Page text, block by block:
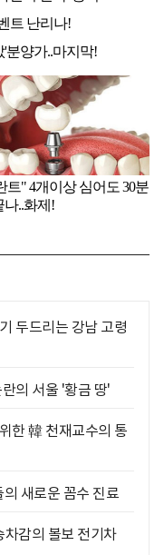
두드리는 강남 고령
의 서울 '황금 땅'
한 韓 천재교수의 통
새로운 꼼수 진료
감의 볼보 전기차